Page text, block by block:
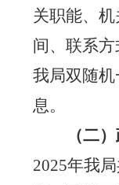
关职能、
间、联系
我局双随
息。
（二）
2025年我局